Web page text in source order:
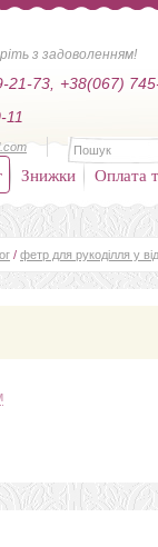
з задоволенням!
21-73,
+38(067)
11
Знижки Оплата
/ фетр для рукоділля у